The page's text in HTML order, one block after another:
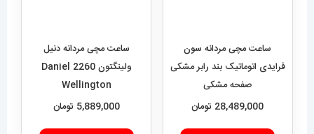
ساعت مچی مردانه سون
فرایدی اتوماتیک بند رابر مشکی
صفحه مشکی
SEVENFRIDAY 021408
28,489,000 تومان
ساعت مچی مردانه دنیل
ولینگتون 2260 Daniel
Wellington
5,889,000 تومان